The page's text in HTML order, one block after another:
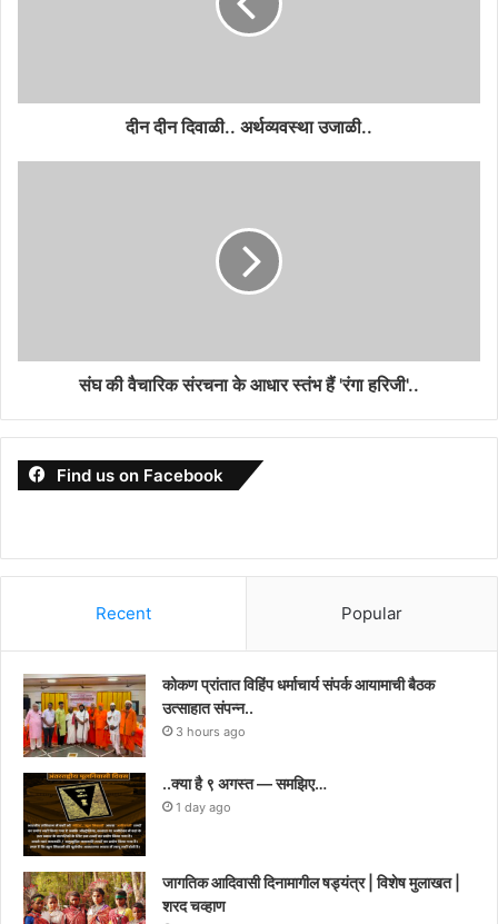
दीन दीन दिवाळी.. अर्थव्यवस्था उजाळी..
संघ की वैचारिक संरचना के आधार स्तंभ हैं 'रंगा हरिजी'..
Find us on Facebook
Recent Popular
कोकण प्रांतात विहिंप धर्माचार्य संपर्क आयामाची बैठक
उत्साहात संपन्न..
3 hours ago
..क्या है ९ अगस्त — समझिए…
1 day ago
जागतिक आदिवासी दिनामागील षड्यंत्र | विशेष मुलाखत |
शरद चव्हाण